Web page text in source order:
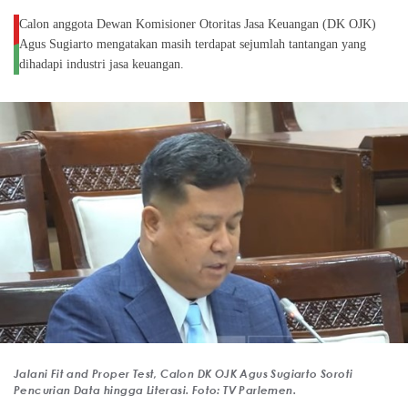
Calon anggota Dewan Komisioner Otoritas Jasa Keuangan (DK OJK)
Agus Sugiarto mengatakan masih terdapat sejumlah tantangan yang
dihadapi industri jasa keuangan.
Jalani Fit and Proper Test, Calon DK OJK Agus Sugiarto Soroti
Pencurian Data hingga Literasi. Foto: TV Parlemen.